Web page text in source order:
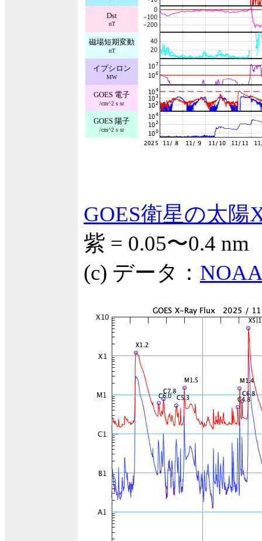
Dst
nT
磁場短期変動
nT
イプシロン
MW
GOES 電子
/cm^2 s sr
GOES 陽子
/cm^2 s sr
GOES衛星の太陽
紫 = 0.05〜0.4 nm
(c) データ：